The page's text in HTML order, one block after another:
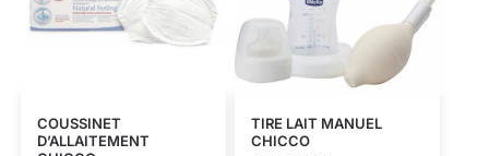
COUSSINET
D’ALLAITEMENT
TIRE LAIT MANUEL
CHICCO